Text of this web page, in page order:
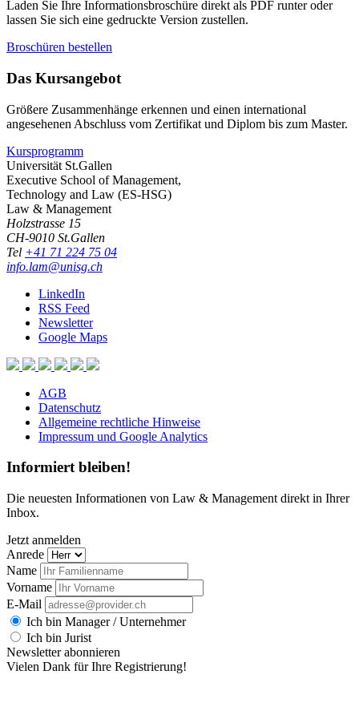
Laden Sie Ihre Informationsbroschüre direkt als PDF runter oder
lassen Sie sich eine gedruckte Version zustellen.
Broschüren bestellen
Das Kursangebot
Größere Zusammenhänge erkennen und einen international
angesehenen Abschluss vom Zertifikat und Diplom bis zum Master.
Kursprogramm
Universität St.Gallen
Executive School of Management,
Technology and Law (ES-HSG)
Law & Management
Holzstrasse 15
CH-9010 St.Gallen
Tel +41 71 224 75 04
info.lam@unisg.ch
LinkedIn
RSS Feed
Newsletter
Google Maps
AGB
Datenschutz
Allgemeine rechtliche Hinweise
Impressum und Google Analytics
Informiert bleiben!
Die neuesten Informationen von Law & Management direkt in Ihrer
Inbox.
Jetzt anmelden
Anrede
Name
Vorname
E-Mail
Ich bin Manager / Unternehmer
Ich bin Jurist
Newsletter abonnieren
Vielen Dank für Ihre Registrierung!